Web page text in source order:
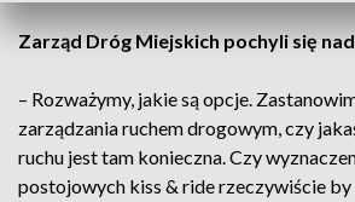
Zarząd Dróg Miejskich pochyli się
– Rozważymy, jakie są opcje.
zarządzania ruchem drogowym, czy
ruchu jest tam konieczna. Czy
postojowych kiss & ride rzeczywiście by